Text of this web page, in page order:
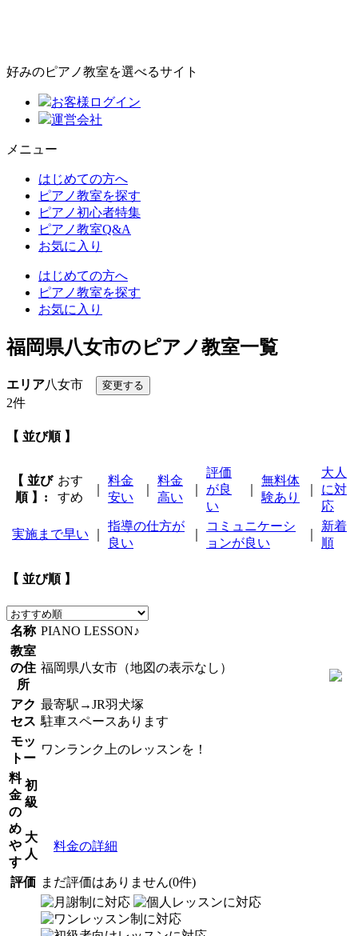
好みのピアノ教室を選べるサイト
お客様ログイン
運営会社
メニュー
はじめての方へ
ピアノ教室を探す
ピアノ初心者特集
ピアノ教室Q&A
お気に入り
はじめての方へ
ピアノ教室を探す
お気に入り
福岡県八女市のピアノ教室一覧
エリア八女市
2件
【 並び順 】
【 並び
順 】:
おす
すめ
料金
安い
料金
高い
評価
が良
い
無料体
験あり
大人
に対
応
実施まで早い
指導の仕方が
良い
コミュニケーシ
ョンが良い
新着
順
【 並び順 】
名称 PIANO LESSON♪
教室
の住
所
福岡県八女市（地図の表示なし）
アク
セス
最寄駅→JR羽犬塚
駐車スペースあります
モッ
トー
ワンランク上のレッスンを！
料
金
の
め
や
す
初
級
大
人
料金の詳細
評価 まだ評価はありません(0件)